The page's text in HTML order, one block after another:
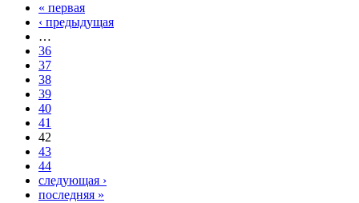
Страницы
« первая
‹ предыдущая
…
36
37
38
39
40
41
42
43
44
следующая ›
последняя »